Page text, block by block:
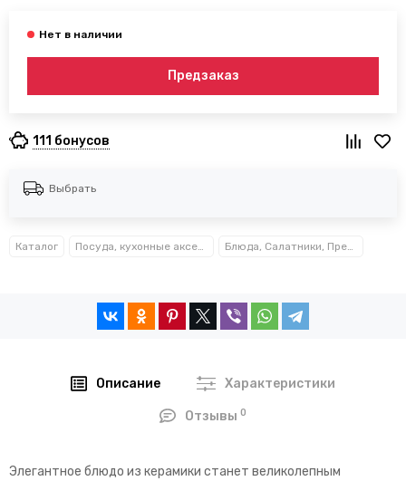
Предзаказ
111 бонусов
Выбрать
Каталог Посуда, кухонные аксессуары и принадлежности TM Kamille TM Ofenbach Блюда, Салатники, Предметы сервировки Kamille™
Описание Характеристики
Отзывы0
Элегантное блюдо из керамики станет великолепным